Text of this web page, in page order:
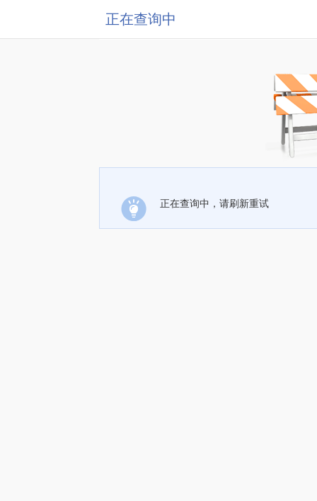
正在查询中
正在查询中，请刷新重试